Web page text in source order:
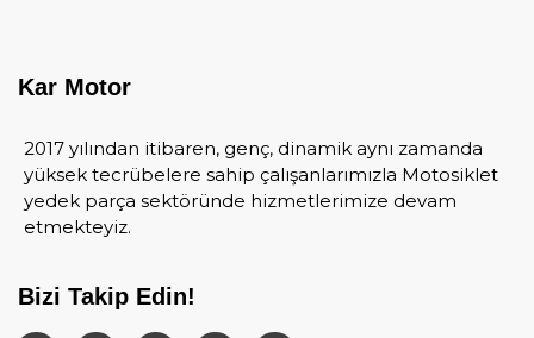
Kar Motor
2017 yılından itibaren, genç, dinamik aynı zamanda
yüksek tecrübelere sahip çalışanlarımızla Motosiklet
yedek parça sektöründe hizmetlerimize devam
etmekteyiz.
Bizi Takip Edin!